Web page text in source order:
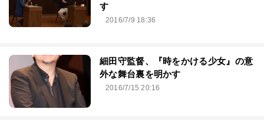
す
2016/7/9 18:36
細田守監督、『時をかける少女』の意
外な舞台裏を明かす
2016/7/15 20:16